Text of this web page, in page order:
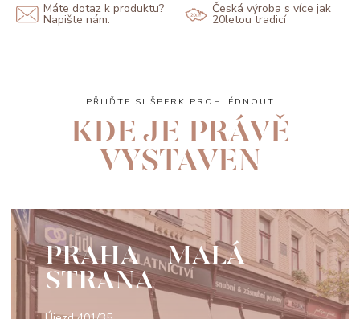
Máte dotaz k produktu?
Napište nám.
Česká výroba s více jak
20letou tradicí
PŘIJĎTE SI ŠPERK PROHLÉDNOUT
KDE JE PRÁVĚ
VYSTAVEN
PRAHA - MALÁ
STRANA